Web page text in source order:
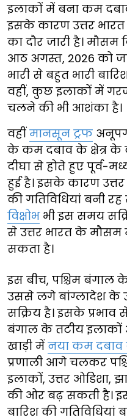
इलाकों में बना कम
इसके कारण उत्तर भारत
का दौर जारी है।
आठ अगस्त, 2026 को
भारी से बहुत भारी
वहीं, कुछ इलाकों में
चलने की भी आशंका है।
वहींमानसून ट्रफ
के कम दबाव के क्षेत्र के
दीघा से होते हुए पूर्व-
हुई है। इसके कारण
की गतिविधियां बनी
विक्षोभभी इस समय
से उत्तर भारत के
सकता है।
इस बीच, पश्चिम बंगाल
उससे लगे बांग्लादेश के
सक्रिय है। इसके प्रभाव
बंगाल के तटीय इलाकों
खाड़ी में नया कम
प्रणाली आगे चलकर
इलाकों, उत्तर ओडिशा,
की ओर बढ़ सकती है।
बारिश की